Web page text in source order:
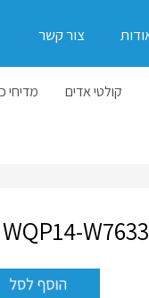
צור קשר
קולטי אדים מדיחי